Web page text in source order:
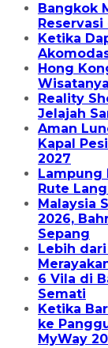
Bangkok
Ketika
Hong
Wisatanya
Reality
Jelajah
Aman
Kapal
2027
Lampung
Rute
Malaysia
2026,
Sepang
Lebih
6 Vila di
Semati
Ketika
ke
MyWay